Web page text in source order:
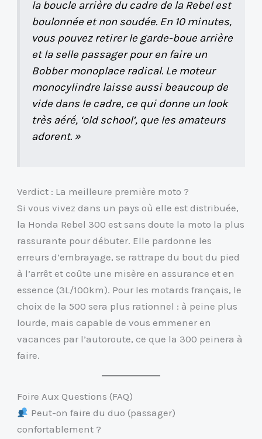
la boucle arrière du cadre de la Rebel est
boulonnée et non soudée. En 10 minutes,
vous pouvez retirer le garde-boue arrière
et la selle passager pour en faire un
Bobber monoplace radical. Le moteur
monocylindre laisse aussi beaucoup de
vide dans le cadre, ce qui donne un look
très aéré, ‘old school’, que les amateurs
adorent. »
Verdict : La meilleure première moto ?
Si vous vivez dans un pays où elle est distribuée,
la Honda Rebel 300 est sans doute la moto la plus
rassurante pour débuter. Elle pardonne les
erreurs d’embrayage, se rattrape du bout du pied
à l’arrêt et coûte une misère en assurance et en
essence (3L/100km). Pour les motards français, le
choix de la 500 sera plus rationnel : à peine plus
lourde, mais capable de vous emmener en
vacances par l’autoroute, ce que la 300 peinera à
faire.
Foire Aux Questions (FAQ)
Peut-on faire du duo (passager)
confortablement ?